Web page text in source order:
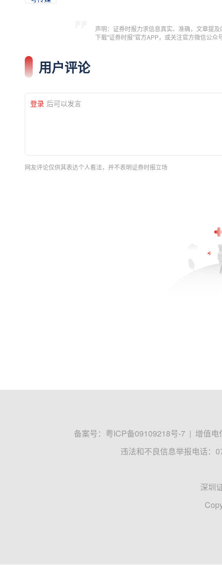
声明：证券时报力求信息真实、准确，文章提
下载"证券时报"官方APP，或关注官方微信公
用户评论
登录 后可以发言
网友评论仅供其表达个人看法，并不表明证券时报立场
备案号： 粤ICP备09109218号-7 | 增值电
违法和不良信息举报电话：
深圳